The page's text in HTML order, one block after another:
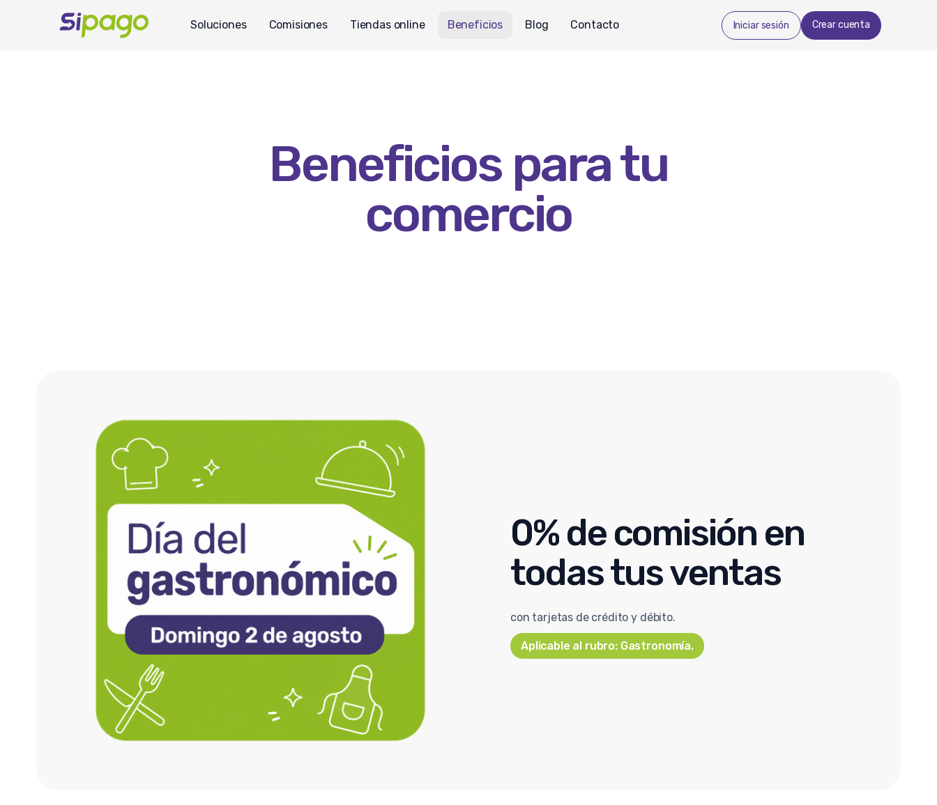
Soluciones Comisiones Tiendas online Beneficios Blog Contacto Iniciar sesión Crear cuenta
Beneficios para tu
comercio
0% de comisión en
todas tus ventas
con tarjetas de crédito y débito.
Aplicable al rubro: Gastronomía.